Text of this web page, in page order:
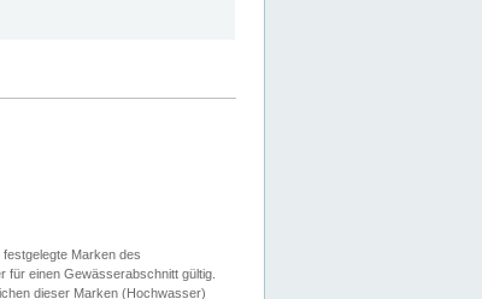
Marken des
für einen Gewässerabschnitt gültig.
dieser Marken (Hochwasser)